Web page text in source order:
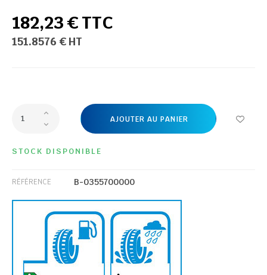
182,23 € TTC
151.8576 € HT
AJOUTER AU PANIER
STOCK DISPONIBLE
RÉFÉRENCE B-0355700000